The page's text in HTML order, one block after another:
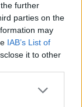
further
parties on the
may
IAB’s List of
it to other
με το